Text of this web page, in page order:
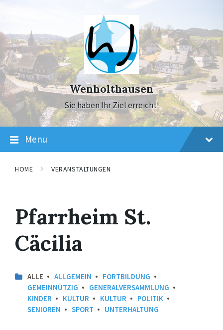
navigation
Wenholthausen
Sie haben Ihr Ziel erreicht!
Menu
HOME VERANSTALTUNGEN
Pfarrheim St.
Cäcilia
ALLE ALLGEMEIN
FORTBILDUNG
GEMEINNÜTZIG
GENERALVERSAMMLUNG
KINDER
KULTUR KULTUR
POLITIK
SENIOREN
SPORT UNTERHALTUNG